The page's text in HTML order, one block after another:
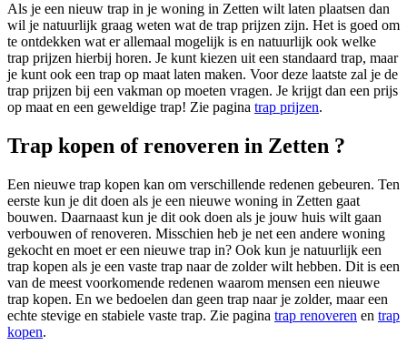
Als je een nieuw trap in je woning in Zetten wilt laten plaatsen dan
wil je natuurlijk graag weten wat de trap prijzen zijn. Het is goed om
te ontdekken wat er allemaal mogelijk is en natuurlijk ook welke
trap prijzen hierbij horen. Je kunt kiezen uit een standaard trap, maar
je kunt ook een trap op maat laten maken. Voor deze laatste zal je de
trap prijzen bij een vakman op moeten vragen. Je krijgt dan een prijs
op maat en een geweldige trap! Zie pagina trap prijzen.
Trap kopen of renoveren in Zetten ?
Een nieuwe trap kopen kan om verschillende redenen gebeuren. Ten
eerste kun je dit doen als je een nieuwe woning in Zetten gaat
bouwen. Daarnaast kun je dit ook doen als je jouw huis wilt gaan
verbouwen of renoveren. Misschien heb je net een andere woning
gekocht en moet er een nieuwe trap in? Ook kun je natuurlijk een
trap kopen als je een vaste trap naar de zolder wilt hebben. Dit is een
van de meest voorkomende redenen waarom mensen een nieuwe
trap kopen. En we bedoelen dan geen trap naar je zolder, maar een
echte stevige en stabiele vaste trap. Zie pagina trap renoveren en trap
kopen.